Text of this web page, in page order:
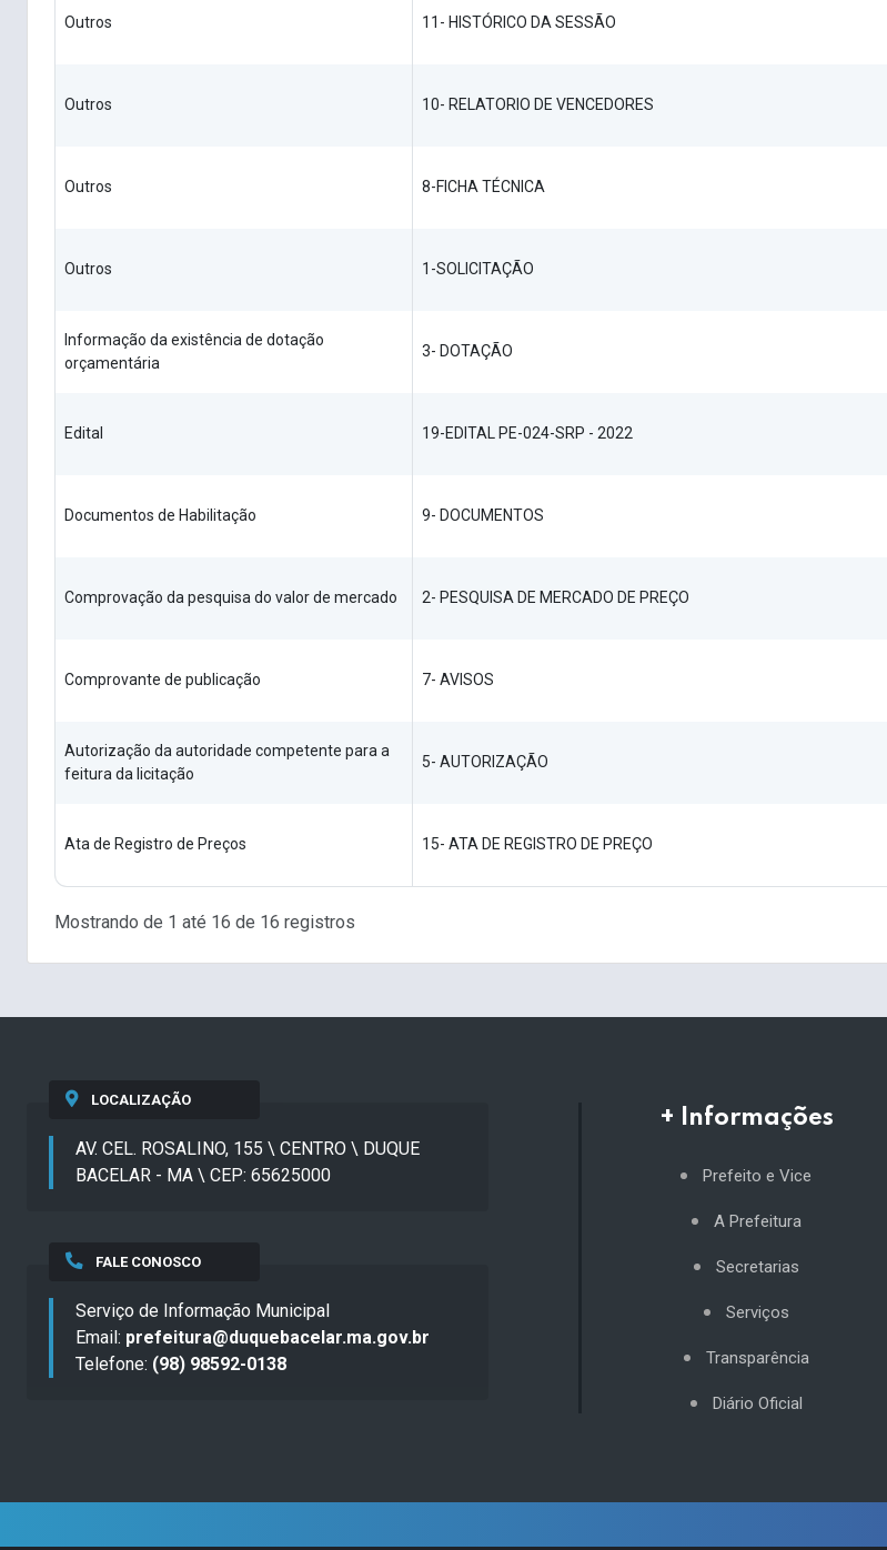
Outros 11- HISTÓRICO DA SESSÃO
Outros 10- RELATORIO DE VENCEDORES
Outros 8-FICHA TÉCNICA
Outros 1-SOLICITAÇÃO
Informação da existência de dotação
orçamentária
3- DOTAÇÃO
Edital 19-EDITAL PE-024-SRP - 2022
Documentos de Habilitação 9- DOCUMENTOS
Comprovação da pesquisa do valor de mercado 2- PESQUISA DE MERCADO DE PREÇO
Comprovante de publicação 7- AVISOS
Autorização da autoridade competente para a
feitura da licitação
5- AUTORIZAÇÃO
Ata de Registro de Preços 15- ATA DE REGISTRO DE PREÇO
Mostrando de 1 até 16 de 16 registros
LOCALIZAÇÃO
AV. CEL. ROSALINO, 155 \ CENTRO \ DUQUE
BACELAR - MA \ CEP: 65625000
FALE CONOSCO
Serviço de Informação Municipal
Email: prefeitura@duquebacelar.ma.gov.br
Telefone: (98) 98592-0138
+ Informações
Prefeito e Vice
A Prefeitura
Secretarias
Serviços
Transparência
Diário Oficial